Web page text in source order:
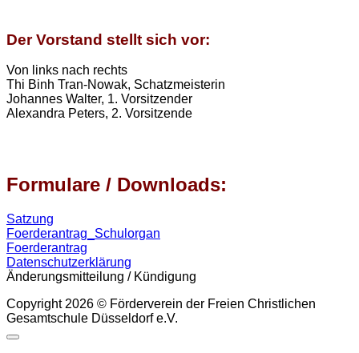
Der Vorstand stellt sich vor:
Von links nach rechts
Thi Binh Tran-Nowak, Schatzmeisterin
Johannes Walter, 1. Vorsitzender
Alexandra Peters, 2. Vorsitzende
Formulare / Downloads:
Satzung
Foerderantrag_Schulorgan
Foerderantrag
Datenschutzerklärung
Änderungsmitteilung / Kündigung
Copyright 2026 © Förderverein der Freien Christlichen
Gesamtschule Düsseldorf e.V.